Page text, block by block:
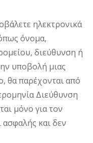
ηλεκτρονικά
όνομα,
διεύθυνση ή
υποβολή μιας
θα παρέχονται από
Διεύθυνση
μόνο για τον
ασφαλής και δεν